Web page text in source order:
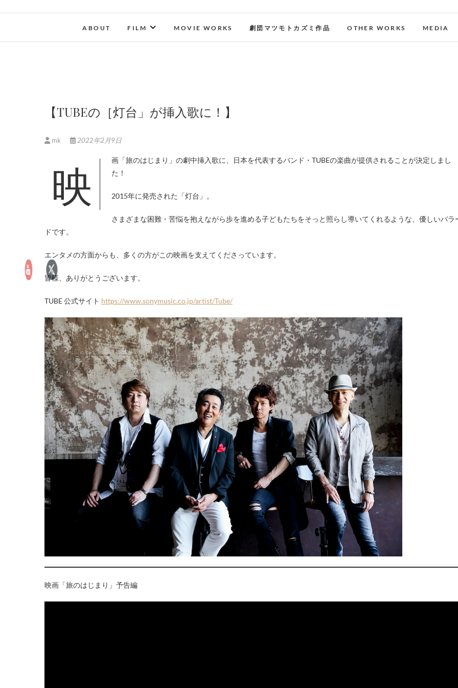
ABOUT FILM MOVIE WORKS 劇団マツモトカズミ作品 OTHER WORKS MEDIA
【TUBEの［灯台」が挿入歌に！】
mk 2022年2月9日
映画「旅のはじまり」の劇中挿入歌に、日本を代表するバンド・TUBEの楽曲が提供されることが決定しまし た！
2015年に発売された「灯台」。
さまざまな困難・苦悩を抱えながら歩を進める子どもたちをそっと照らし導いてくれるような、優しいバラ
ドです。
エンタメの方面からも、多くの方がこの映画を支えてくださっています。
皆様、ありがとうございます。
TUBE 公式サイト https://www.sonymusic.co.jp/artist/Tube/
映画「旅のはじまり」予告編